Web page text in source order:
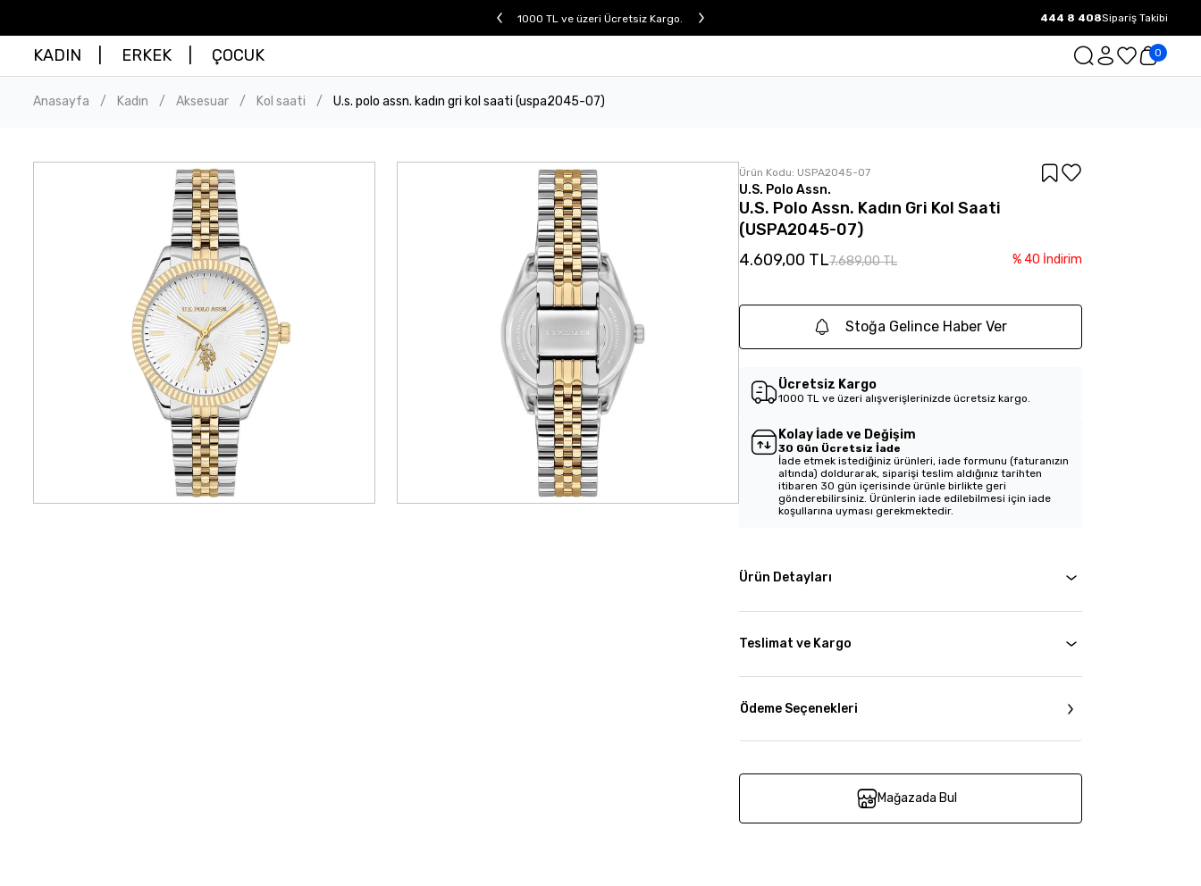
1000 TL ve üzeri Ücretsiz Kargo. 1000 TL ve üzeri Ücretsiz Kargo.
444 8 408Sipariş Takibi
KADIN ERKEK ÇOCUK 0
Anasayfa / Kadın / Aksesuar / Kol saati / U.s. polo assn. kadın gri kol saati (uspa2045-07)
Ürün Kodu: USPA2045-07
U.S. Polo Assn.
U.S. Polo Assn. Kadın Gri Kol Saati
(USPA2045-07)
4.609,00 TL7.689,00 TL %40 İndirim
Stoğa Gelince Haber Ver
Ücretsiz Kargo
1000 TL ve üzeri alışverişlerinizde ücretsiz kargo.
Kolay İade ve Değişim
30 Gün Ücretsiz İade
İade etmek istediğiniz ürünleri, iade formunu (faturanızın
altında) doldurarak, siparişi teslim aldığınız tarihten
itibaren 30 gün içerisinde ürünle birlikte geri
gönderebilirsiniz. Ürünlerin iade edilebilmesi için iade
koşullarına uyması gerekmektedir.
Ürün Detayları
Teslimat ve Kargo
Ödeme Seçenekleri
Mağazada Bul